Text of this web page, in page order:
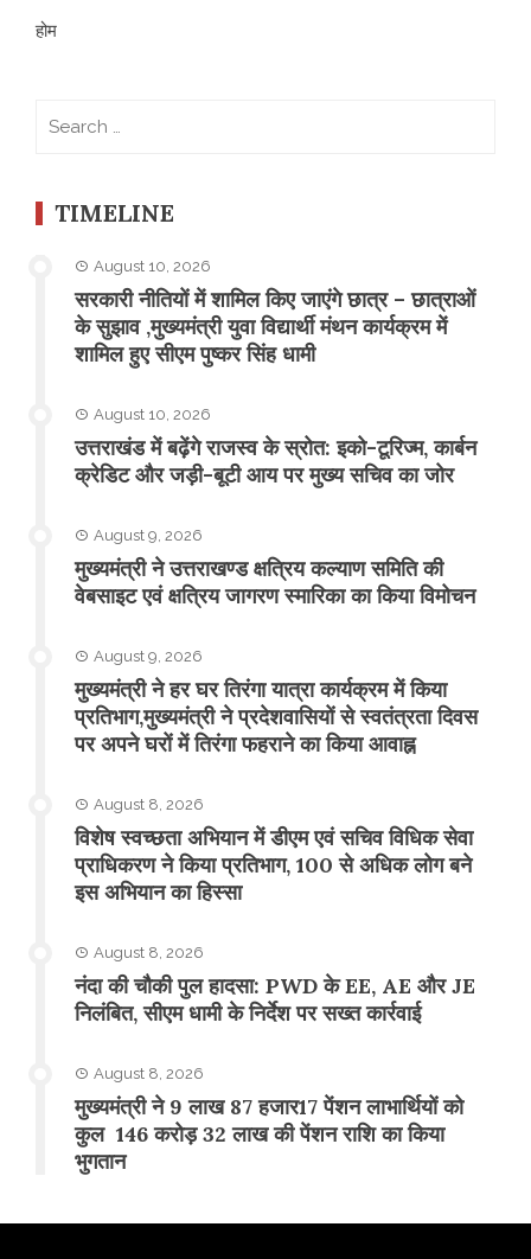
होम
TIMELINE
August 10, 2026
सरकारी नीतियों में शामिल किए जाएंगे छात्र – छात्राओं
के सुझाव ,मुख्यमंत्री युवा विद्यार्थी मंथन कार्यक्रम में
शामिल हुए सीएम पुष्कर सिंह धामी
August 10, 2026
उत्तराखंड में बढ़ेंगे राजस्व के स्रोत: इको-टूरिज्म, कार्बन
क्रेडिट और जड़ी-बूटी आय पर मुख्य सचिव का जोर
August 9, 2026
मुख्यमंत्री ने उत्तराखण्ड क्षत्रिय कल्याण समिति की
वेबसाइट एवं क्षत्रिय जागरण स्मारिका का किया विमोचन
August 9, 2026
मुख्यमंत्री ने हर घर तिरंगा यात्रा कार्यक्रम में किया
प्रतिभाग,मुख्यमंत्री ने प्रदेशवासियों से स्वतंत्रता दिवस
पर अपने घरों में तिरंगा फहराने का किया आवाह्न
August 8, 2026
विशेष स्वच्छता अभियान में डीएम एवं सचिव विधिक सेवा
प्राधिकरण ने किया प्रतिभाग, 100 से अधिक लोग बने
इस अभियान का हिस्सा
August 8, 2026
नंदा की चौकी पुल हादसा: PWD के EE, AE और JE
निलंबित, सीएम धामी के निर्देश पर सख्त कार्रवाई
August 8, 2026
मुख्यमंत्री ने 9 लाख 87 हजार17 पेंशन लाभार्थियों को
कुल 146 करोड़ 32 लाख की पेंशन राशि का किया
भुगतान